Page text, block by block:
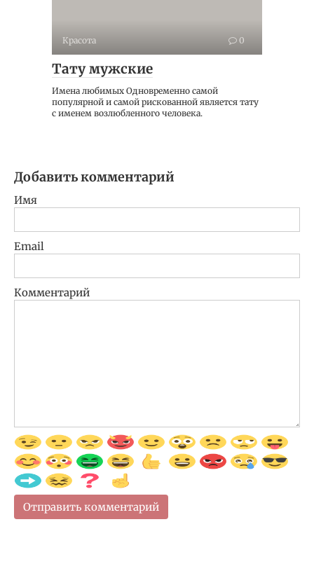
Красота 0
Тату мужские
Имена любимых Одновременно самой
популярной и самой рискованной является тату
с именем возлюбленного человека.
Добавить комментарий
Имя
Email
Комментарий